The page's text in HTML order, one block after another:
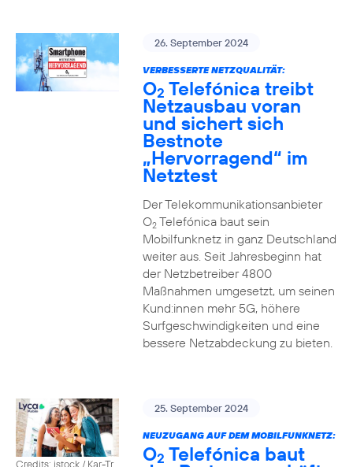
26. September 2024
VERBESSERTE NETZQUALITÄT:
O2 Telefónica treibt
Netzausbau voran
und sichert sich
Bestnote
„Hervorragend“ im
Netztest
Der Telekommunikationsanbieter
O2Telefónica baut sein
Mobilfunknetz in ganz Deutschland
weiter aus. Seit Jahresbeginn hat
der Netzbetreiber 4800
Maßnahmen umgesetzt, um seinen
Kund:innen mehr 5G, höhere
Surfgeschwindigkeiten und eine
bessere Netzabdeckung zu bieten.
Credits: istock / Kar-Tr
25. September 2024
NEUZUGANG AUF DEM MOBILFUNKNETZ:
O2 Telefónica baut